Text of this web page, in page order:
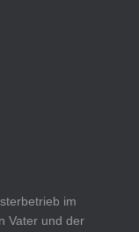
im
Vater und der